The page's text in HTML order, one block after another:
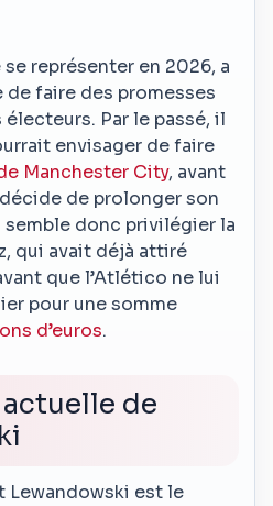
représenter en 2026, a
de faire des promesses
Par le passé, il
envisager de faire
Manchester City, avant
de prolonger son
donc privilégier la
qui avait déjà attiré
que l’Atlético ne lui
pour une somme
d’euros.
de
Lewandowski est le